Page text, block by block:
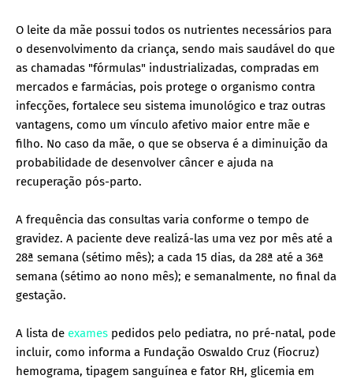
O leite da mãe possui todos os nutrientes necessários para
o desenvolvimento da criança, sendo mais saudável do que
as chamadas "fórmulas" industrializadas, compradas em
mercados e farmácias, pois protege o organismo contra
infecções, fortalece seu sistema imunológico e traz outras
vantagens, como um vínculo afetivo maior entre mãe e
filho. No caso da mãe, o que se observa é a diminuição da
probabilidade de desenvolver câncer e ajuda na
recuperação pós-parto.
A frequência das consultas varia conforme o tempo de
gravidez. A paciente deve realizá-las uma vez por mês até a
28ª semana (sétimo mês); a cada 15 dias, da 28ª até a 36ª
semana (sétimo ao nono mês); e semanalmente, no final da
gestação.
A lista de exames pedidos pelo pediatra, no pré-natal, pode
incluir, como informa a Fundação Oswaldo Cruz (Fiocruz)
hemograma, tipagem sanguínea e fator RH, glicemia em